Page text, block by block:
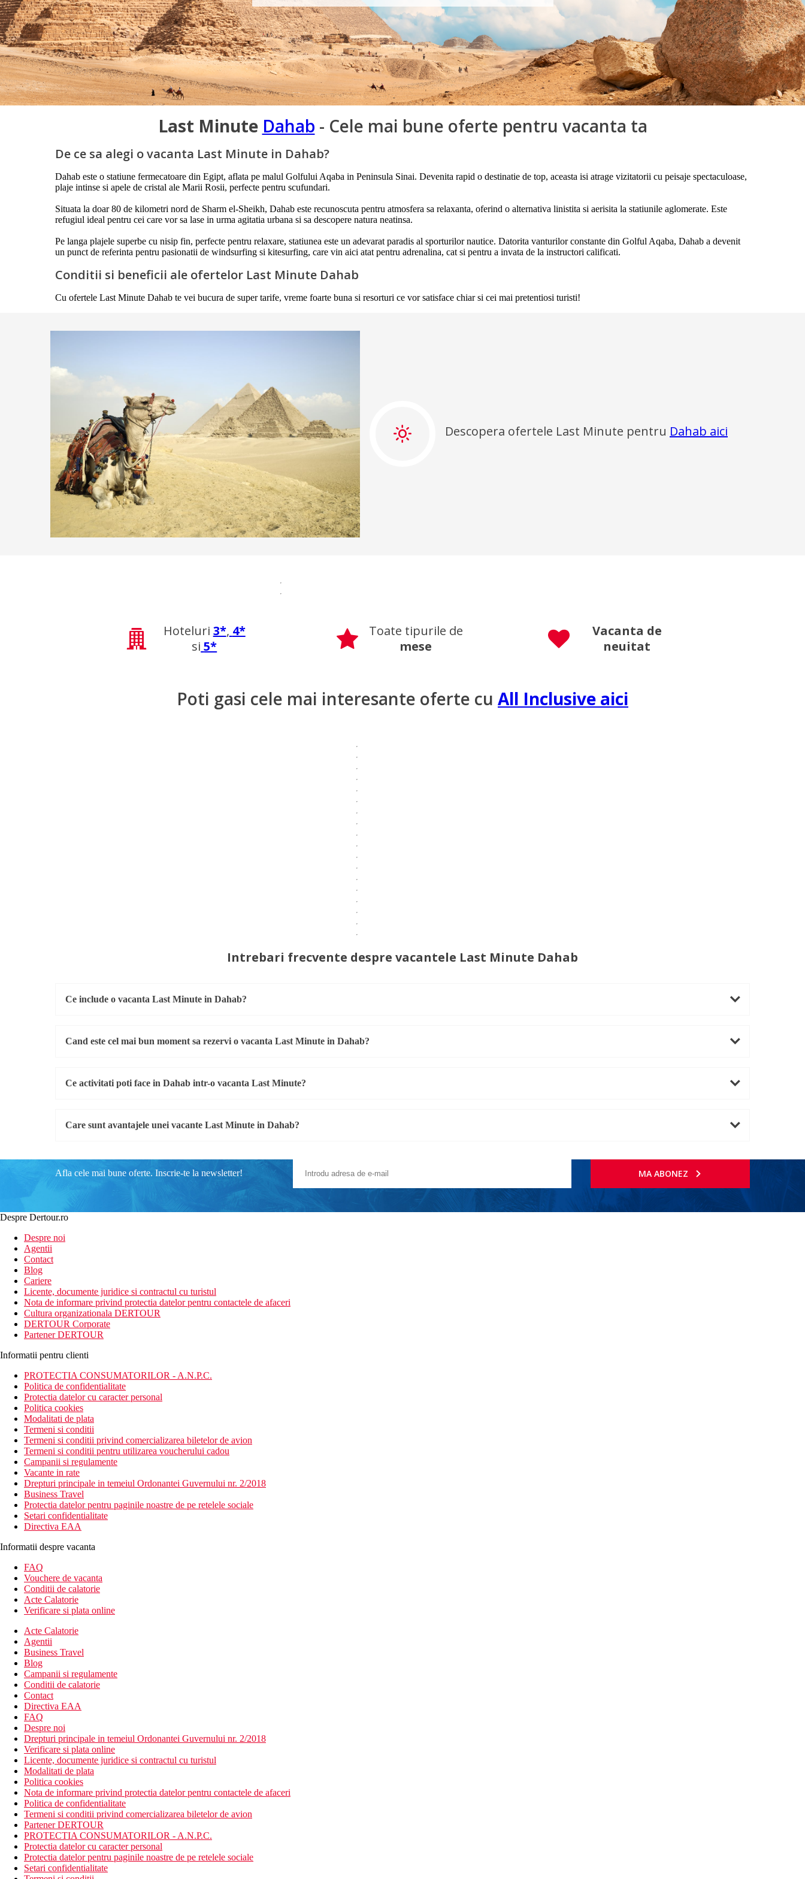
Last Minute Dahab - Cele mai bune oferte pentru vacanta ta
De ce sa alegi o vacanta Last Minute in Dahab?
Dahab este o statiune fermecatoare din Egipt, aflata pe malul Golfului Aqaba in Peninsula Sinai. Devenita rapid o destinatie de top, aceasta isi atrage vizitatorii cu peisaje spectaculoase,
plaje intinse si apele de cristal ale Marii Rosii, perfecte pentru scufundari.
Situata la doar 80 de kilometri nord de Sharm el-Sheikh, Dahab este recunoscuta pentru atmosfera sa relaxanta, oferind o alternativa linistita si aerisita la statiunile aglomerate. Este
refugiul ideal pentru cei care vor sa lase in urma agitatia urbana si sa descopere natura neatinsa.
Pe langa plajele superbe cu nisip fin, perfecte pentru relaxare, statiunea este un adevarat paradis al sporturilor nautice. Datorita vanturilor constante din Golful Aqaba, Dahab a devenit
un punct de referinta pentru pasionatii de windsurfing si kitesurfing, care vin aici atat pentru adrenalina, cat si pentru a invata de la instructori calificati.
Conditii si beneficii ale ofertelor Last Minute Dahab
Cu ofertele Last Minute Dahab te vei bucura de super tarife, vreme foarte buna si resorturi ce vor satisface chiar si cei mai pretentiosi turisti!
Descopera ofertele Last Minute pentru Dahab aici
Hoteluri 3*, 4*
si 5*
Toate tipurile de
mese
Vacanta de
neuitat
Poti gasi cele mai interesante oferte cu All Inclusive aici
Intrebari frecvente despre vacantele Last Minute Dahab
Ce include o vacanta Last Minute in Dahab?
Cand este cel mai bun moment sa rezervi o vacanta Last Minute in Dahab?
Ce activitati poti face in Dahab intr-o vacanta Last Minute?
Care sunt avantajele unei vacante Last Minute in Dahab?
Afla cele mai bune oferte. Inscrie-te la newsletter! MA ABONEZ
Despre Dertour.ro
Despre noi
Agentii
Contact
Blog
Cariere
Licente, documente juridice si contractul cu turistul
Nota de informare privind protectia datelor pentru contactele de afaceri
Cultura organizationala DERTOUR
DERTOUR Corporate
Partener DERTOUR
Informatii pentru clienti
PROTECTIA CONSUMATORILOR - A.N.P.C.
Politica de confidentialitate
Protectia datelor cu caracter personal
Politica cookies
Modalitati de plata
Termeni si conditii
Termeni si conditii privind comercializarea biletelor de avion
Termeni si conditii pentru utilizarea voucherului cadou
Campanii si regulamente
Vacante in rate
Drepturi principale in temeiul Ordonantei Guvernului nr. 2/2018
Business Travel
Protectia datelor pentru paginile noastre de pe retelele sociale
Setari confidentialitate
Directiva EAA
Informatii despre vacanta
FAQ
Vouchere de vacanta
Conditii de calatorie
Acte Calatorie
Verificare si plata online
Acte Calatorie
Agentii
Business Travel
Blog
Campanii si regulamente
Conditii de calatorie
Contact
Directiva EAA
FAQ
Despre noi
Drepturi principale in temeiul Ordonantei Guvernului nr. 2/2018
Verificare si plata online
Licente, documente juridice si contractul cu turistul
Modalitati de plata
Politica cookies
Nota de informare privind protectia datelor pentru contactele de afaceri
Politica de confidentialitate
Termeni si conditii privind comercializarea biletelor de avion
Partener DERTOUR
PROTECTIA CONSUMATORILOR - A.N.P.C.
Protectia datelor cu caracter personal
Protectia datelor pentru paginile noastre de pe retelele sociale
Setari confidentialitate